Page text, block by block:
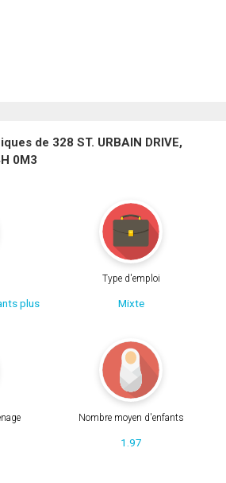
de 328 ST. URBAIN DRIVE,
0M3
plus
Type d'emploi
Mixte
Nombre moyen d'enfants
1.97